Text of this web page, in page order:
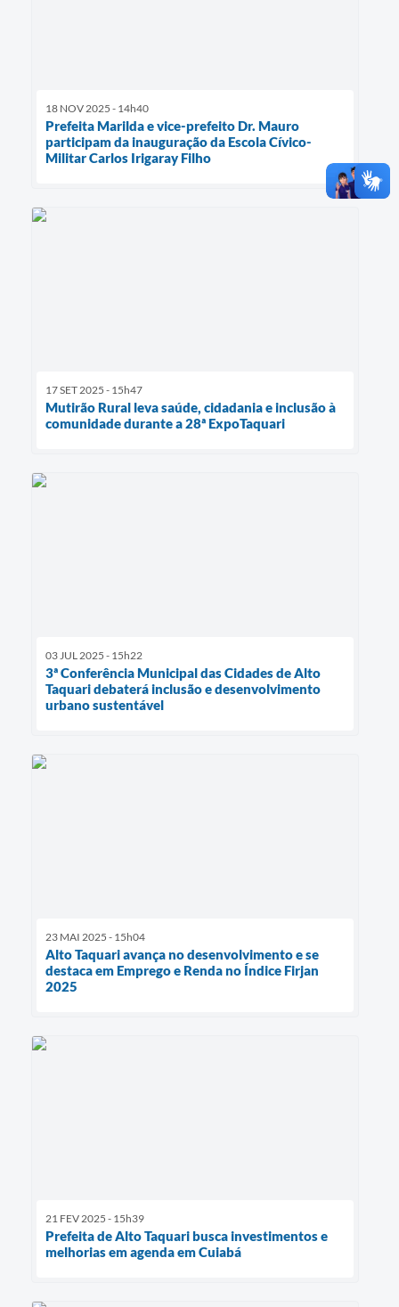
18 NOV 2025 - 14h40
Prefeita Marilda e vice-prefeito Dr. Mauro
participam da inauguração da Escola Cívico-
Militar Carlos Irigaray Filho
17 SET 2025 - 15h47
Mutirão Rural leva saúde, cidadania e inclusão à
comunidade durante a 28ª ExpoTaquari
03 JUL 2025 - 15h22
3ª Conferência Municipal das Cidades de Alto
Taquari debaterá inclusão e desenvolvimento
urbano sustentável
23 MAI 2025 - 15h04
Alto Taquari avança no desenvolvimento e se
destaca em Emprego e Renda no Índice Firjan
2025
21 FEV 2025 - 15h39
Prefeita de Alto Taquari busca investimentos e
melhorias em agenda em Cuiabá